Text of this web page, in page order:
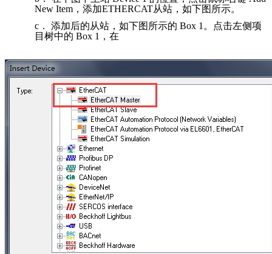
New Item ，添加ETHERCAT从站，如下图所示。
c ． 添加后的从站，如下图所示的 Box 1 。点击左侧项
目树中的 Box 1 ，在